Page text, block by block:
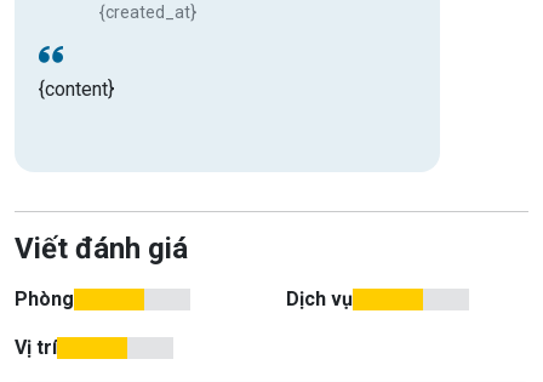
{created_at}
{content}
Viết đánh giá
Phòng Dịch vụ
Vị trí